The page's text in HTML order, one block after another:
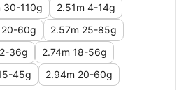
30-110g
2.51m 4-14g
20-60g
2.57m 25-85g
36g
2.74m 18-56g
45g
2.94m 20-60g